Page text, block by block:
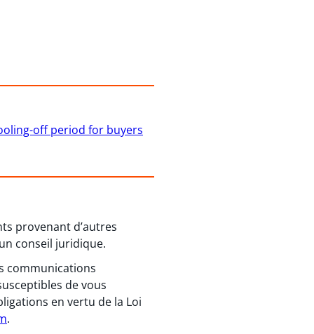
off period for buyers
provenant d’autres
conseil juridique.
communications
de vous
en vertu de la Loi
.